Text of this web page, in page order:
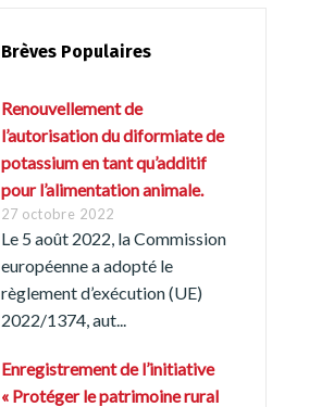
Brèves Populaires
Renouvellement de
l’autorisation du diformiate de
potassium en tant qu’additif
pour l’alimentation animale.
27 octobre 2022
Le 5 août 2022, la Commission
européenne a adopté le
règlement d’exécution (UE)
2022/1374, aut...
Enregistrement de l’initiative
« Protéger le patrimoine rural